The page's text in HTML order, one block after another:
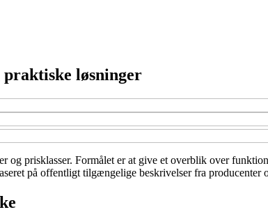
løsninger
prisklasser. Formålet er at give et overblik over
på offentligt tilgængelige beskrivelser fra